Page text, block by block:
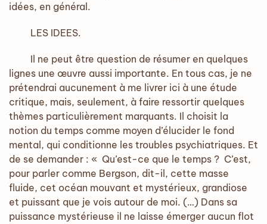
idées, en général.
LES IDEES.
Il ne peut être question de résumer en quelques
lignes une œuvre aussi importante. En tous cas, je ne
prétendrai aucunement à me livrer ici à une étude
critique, mais, seulement, à faire ressortir quelques
thèmes particulièrement marquants. Il choisit la
notion du temps comme moyen d’élucider le fond
mental, qui conditionne les troubles psychiatriques. Et
de se demander : « Qu’est-ce que le temps ? C’est,
pour parler comme Bergson, dit-il, cette masse
fluide, cet océan mouvant et mystérieux, grandiose
et puissant que je vois autour de moi. (…) Dans sa
puissance mystérieuse il ne laisse émerger aucun flot